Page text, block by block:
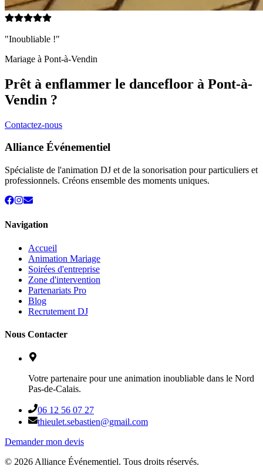
"Inoubliable !"
Mariage à Pont-à-Vendin
Prêt à enflammer le dancefloor à Pont-à-
Vendin ?
Contactez-nous
Alliance Événementiel
Spécialiste de l'animation DJ et de la sonorisation pour particuliers et
professionnels. Créons ensemble des moments uniques.
Navigation
Accueil
Animation Mariage
Soirées d'entreprise
Zone d'intervention
Partenariats Pro
Blog
Recrutement DJ
Nous Contacter
Votre partenaire pour une animation inoubliable dans le Nord
Pas-de-Calais.
06 12 56 07 27
thieulet.sebastien@gmail.com
Demander mon devis
© 2026 Alliance Événementiel. Tous droits réservés.